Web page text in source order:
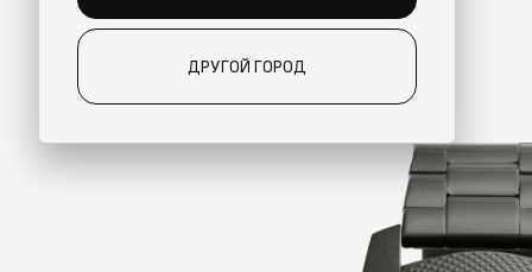
ДРУГОЙ ГОРОД
ДЛЯ ВАС